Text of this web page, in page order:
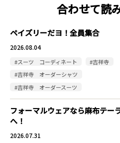
合わせて読
ペイズリーだヨ！全員集合
2026.08.04
#スーツ コーディネート
#吉祥寺
#吉祥寺 オーダーシャツ
#吉祥寺 オーダースーツ
フォーマルウェアなら麻布テー
へ！
2026.07.31